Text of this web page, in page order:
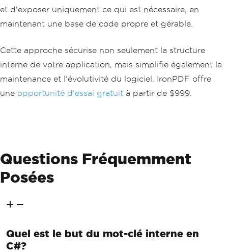
et d'exposer uniquement ce qui est nécessaire, en
maintenant une base de code propre et gérable.
Cette approche sécurise non seulement la structure
interne de votre application, mais simplifie également la
maintenance et l'évolutivité du logiciel. IronPDF offre
une opportunité d'essai gratuit à partir de $999.
Questions Fréquemment
Posées
Quel est le but du mot-clé interne en
C#?